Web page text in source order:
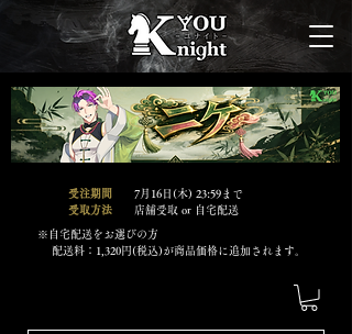
​受注期間 7 月16日(木) 23:59まで
​受取方法 店舗受取 or 自宅配送
​※ 自宅配送をお選びの方
​配送料：1,320円(税込)が商品価格に追加されます。